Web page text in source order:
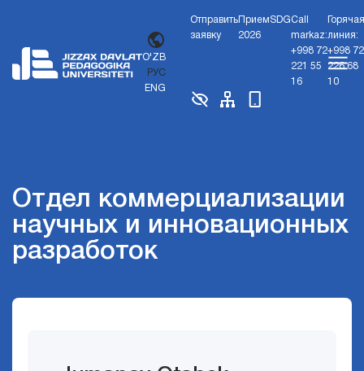
O'ZB
РУС
ENG
Отправить
заявку
Прием
2026
SDGCall
markaz:
+998 72
221 55
16
Горячая
линия:
+998 72
226 68
10
Отдел коммерциализации
научных и инновационных
разработок